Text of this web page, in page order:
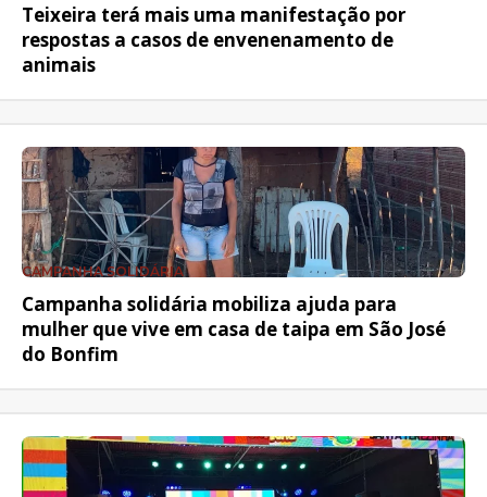
Teixeira terá mais uma manifestação por
respostas a casos de envenenamento de
animais
CAMPANHA SOLIDÁRIA
Campanha solidária mobiliza ajuda para
mulher que vive em casa de taipa em São José
do Bonfim